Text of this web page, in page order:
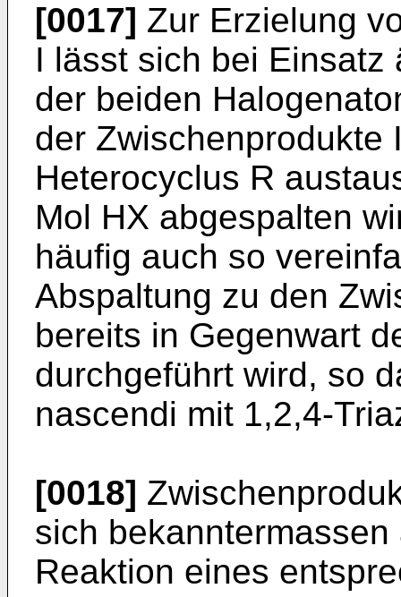
[0017] Zur Erzielung
I lässt sich bei Einsatz
der beiden
der Zwischenprodukte
Heterocyclus R
Mol HX abgespalten
häufig auch so
Abspaltung zu den
bereits in Gegenwart
durchgeführt wird, so
nascendi mit 1,2,4-
[0018]
sich
Reaktion eines